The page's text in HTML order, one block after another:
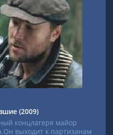
(2009)
концлагеря майор
выходит к партизанам